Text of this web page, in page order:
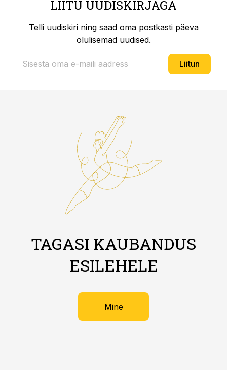
LIITU UUDISKIRJAGA
Telli uudiskiri ning saad oma postkasti päeva
olulisemad uudised.
Liitun
TAGASI KAUBANDUS
ESILEHELE
Mine